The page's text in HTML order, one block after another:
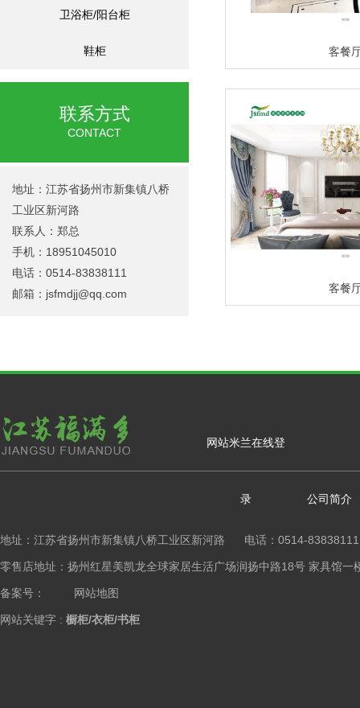
卫浴柜/阳台柜
鞋柜
联系方式
CONTACT
地址：江苏省扬州市新集镇八桥
工业区新河路
联系人：郑总
手机：18951045010
电话：0514-83838111
邮箱： jsfmdjj@qq.com
客餐
客餐
网站米兰在线登
录 公司简介
地址：江苏省扬州市新集镇八桥工业区新河路 电话：0514-
零售店地址：扬州红星美凯龙全球家居生活广场润扬中路18号 家具
备案号： 网站地图
网站关键字 : 橱柜/衣柜/书柜